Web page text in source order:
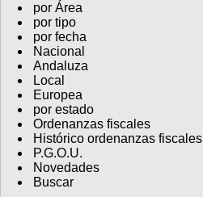
por Área
por tipo
por fecha
Nacional
Andaluza
Local
Europea
por estado
Ordenanzas fiscales
Histórico ordenanzas fiscales
P.G.O.U.
Novedades
Buscar